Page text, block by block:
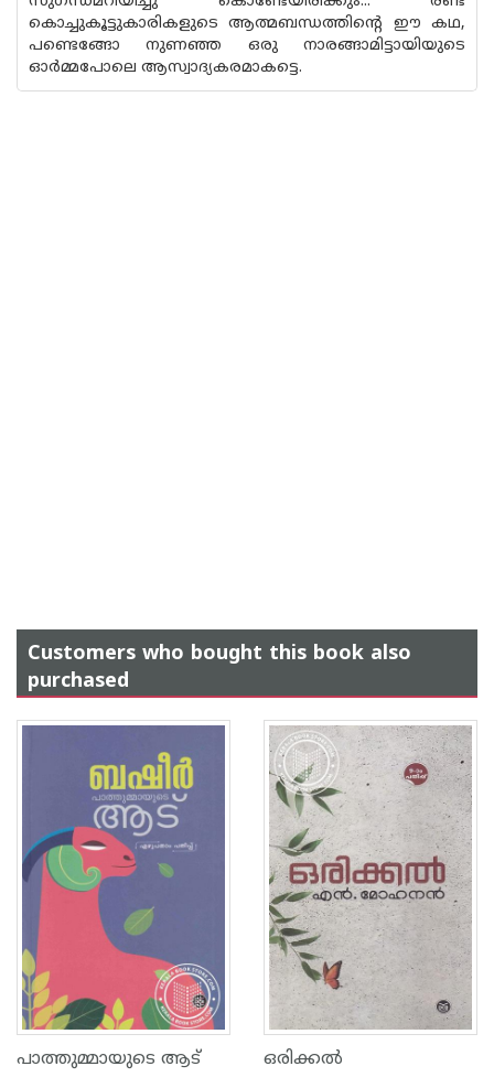
കൊച്ചുകൂട്ടുകാരികളുടെ ആത്മബന്ധത്തിന്റെ ഈ കഥ,
പണ്ടെങ്ങോ നുണഞ്ഞ ഒരു നാരങ്ങാമിട്ടായിയുടെ
ഓർമ്മപോലെ ആസ്വാദ്യകരമാകട്ടെ.
Customers who bought this book also
purchased
പാത്തുമ്മായുടെ ആട് ഒരിക്കല്‍